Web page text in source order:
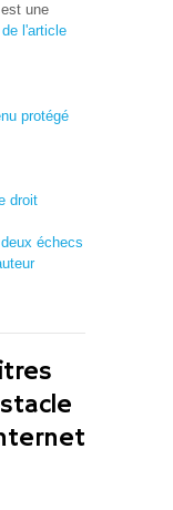
une
l'article
protégé
droit
échecs